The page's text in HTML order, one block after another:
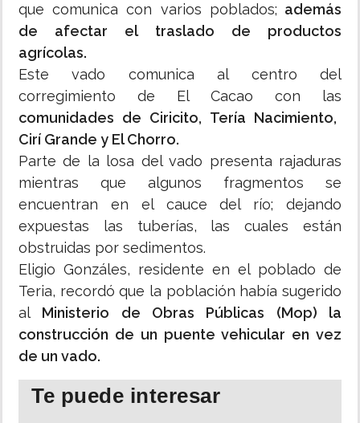
que comunica con varios poblados; además
de afectar el traslado de productos
agrícolas.
Este vado comunica al centro del
corregimiento de El Cacao con las
comunidades de Ciricito, Tería Nacimiento,
Cirí Grande y El Chorro.
Parte de la losa del vado presenta rajaduras
mientras que algunos fragmentos se
encuentran en el cauce del río; dejando
expuestas las tuberías, las cuales están
obstruidas por sedimentos.
Eligio Gonzáles, residente en el poblado de
Teria, recordó que la población había sugerido
al Ministerio de Obras Públicas (Mop) la
construcción de un puente vehicular en vez
de un vado.
Te puede interesar